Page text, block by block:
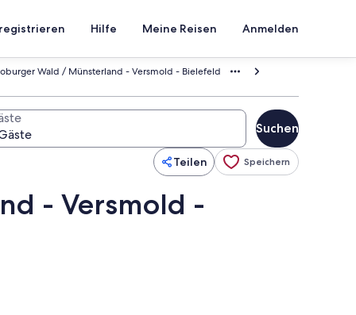
Hilfe Meine Reisen Anmelden
Wald / Münsterland - Versmold - Bielefeld
Suchen
Teilen Speichern
- Versmold -